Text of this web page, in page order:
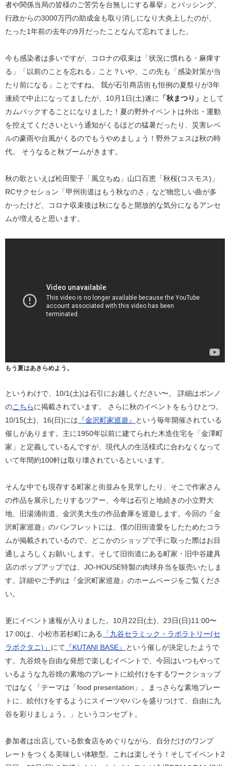
者や関係当局の皆様のご苦労を台無しにする暴挙』とバッシング、
行政からの3000万円の助成金も取り消しになり大炎上したのが、
たった1年前の去年の9月だったことなんて忘れてました。
今も感染者は多いですが、コロナの収束は「状況に慣れる・麻痺す
る」「以前のことを忘れる」こと？いや、この先も「感染対策が当
たり前になる」ことですね。 我が石引商店街も恒例の夏祭りが3年
連続で中止になってましたが、10月1日(土)遂に
「秋まつり」 として
カムバックすることになりました！夏の野外イベントは外出・運動
を控えてくださいという通知がくるほどの猛暑だったり、災害レベ
ルの豪雨や台風がくるのでもうやめましょう！野外フェスは秋の時
代。 そうなると秋ブームがきます。
秋の歌といえば松田聖子「風立ちぬ」山口百恵「秋桜(コスモス)」
RCサクセション「甲州街道はもう秋なのさ」など物悲しい曲が多
かったけど、コロナ収束後は秋になると開放的な気分になるアンセ
ムが増えると思います。
もう夏はあきらめよう。
というわけで、10/1(土)は石引にお越しください〜。 詳細はボンノ
のこちらに掲載されています。 さらに秋のイベントをもうひとつ。
10/15(土)、16(日)には 『金沢町家巡遊』
という毎年開催されている
催しがあります。主に1950年以前に建てられた木造住宅を「金澤町
家」と定義しているんですが、現代人の生活様式に合わなくなって
いて年間約100軒は取り壊されているといいます。
そんな中でも現存する町家と街並みを見学したり、そこで作家さん
の作品を展示したりするツアー、今年は石引と地続きの小立野大
地、旧湯涌街道、金沢美大生の作品倉庫を巡遊します。今回の『金
沢町家巡遊』のパンフレットには、僕の旧街道愛をしたためたコラ
ムが掲載されているので、どこかのショップで手に取った際はお目
通しよろしくお願いします。そして旧街道にある町家・旧中谷建具
店のポップアップでは、JO-HOUSE特製の肉球弁当を販売いたしま
す。詳細やご予約は『金沢町家巡遊』のホームページをご覧くださ
い。
更にイベント速報が入りました。10月22日(土)、23日(日)11:00〜
17:00は、小松市若杉町にある
「九谷セラミック・ラボラトリー(セ
ラボクタニ)」 にて 『KUTANI BASE』
という催しが決定したようで
す。九谷焼を自由な発想で楽しむイベントで、今回はいつもやって
いるような九谷焼の素地のプレートに絵付けをするワークショップ
ではなく「テーマは「food presentation」。まっさらな素地プレー
トに、絵付けをするようにスイーツやパンを盛りつけて、自由に九
谷を彩りましょう。」というコンセプト。
参加者は出店している飲食店をめぐりながら、自分だけのワンプ
レートをつくる美味しい体験型。これは楽しそう！そしてイベント2